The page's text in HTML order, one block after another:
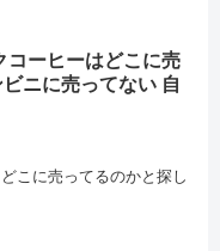
コーヒーはどこに売
ニに売ってない 自
こに売ってるのかと探し